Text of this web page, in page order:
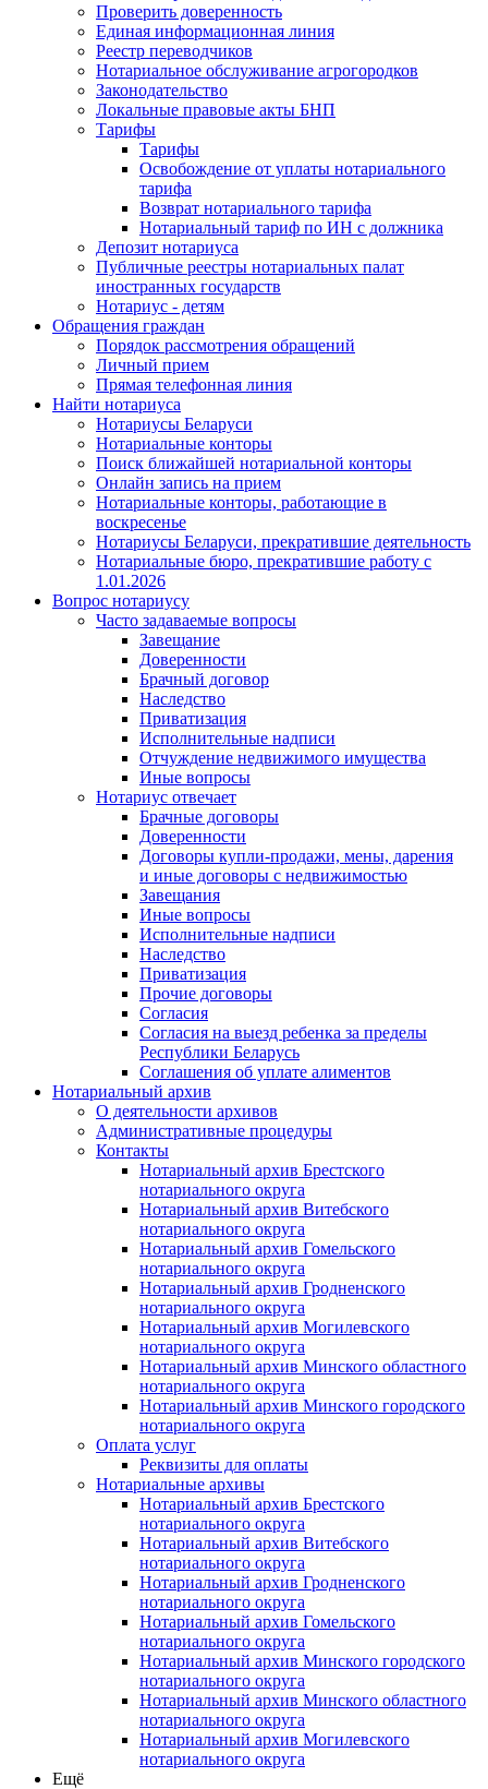
Проверить доверенность
Единая информационная линия
Реестр переводчиков
Нотариальное обслуживание агрогородков
Законодательство
Локальные правовые акты БНП
Тарифы
Тарифы
Освобождение от уплаты нотариального
тарифа
Возврат нотариального тарифа
Нотариальный тариф по ИН с должника
Депозит нотариуса
Публичные реестры нотариальных палат
иностранных государств
Нотариус - детям
Обращения граждан
Порядок рассмотрения обращений
Личный прием
Прямая телефонная линия
Найти нотариуса
Нотариусы Беларуси
Нотариальные конторы
Поиск ближайшей нотариальной конторы
Онлайн запись на прием
Нотариальные конторы, работающие в
воскресенье
Нотариусы Беларуси, прекратившие деятельность
Нотариальные бюро, прекратившие работу с
1.01.2026
Вопрос нотариусу
Часто задаваемые вопросы
Завещание
Доверенности
Брачный договор
Наследство
Приватизация
Исполнительные надписи
Отчуждение недвижимого имущества
Иные вопросы
Нотариус отвечает
Брачные договоры
Доверенности
Договоры купли-продажи, мены, дарения
и иные договоры с недвижимостью
Завещания
Иные вопросы
Исполнительные надписи
Наследство
Приватизация
Прочие договоры
Согласия
Согласия на выезд ребенка за пределы
Республики Беларусь
Соглашения об уплате алиментов
Нотариальный архив
О деятельности архивов
Административные процедуры
Контакты
Нотариальный архив Брестского
нотариального округа
Нотариальный архив Витебского
нотариального округа
Нотариальный архив Гомельского
нотариального округа
Нотариальный архив Гродненского
нотариального округа
Нотариальный архив Могилевского
нотариального округа
Нотариальный архив Минского областного
нотариального округа
Нотариальный архив Минского городского
нотариального округа
Оплата услуг
Реквизиты для оплаты
Нотариальные архивы
Нотариальный архив Брестского
нотариального округа
Нотариальный архив Витебского
нотариального округа
Нотариальный архив Гродненского
нотариального округа
Нотариальный архив Гомельского
нотариального округа
Нотариальный архив Минского городского
нотариального округа
Нотариальный архив Минского областного
нотариального округа
Нотариальный архив Могилевского
нотариального округа
Ещё